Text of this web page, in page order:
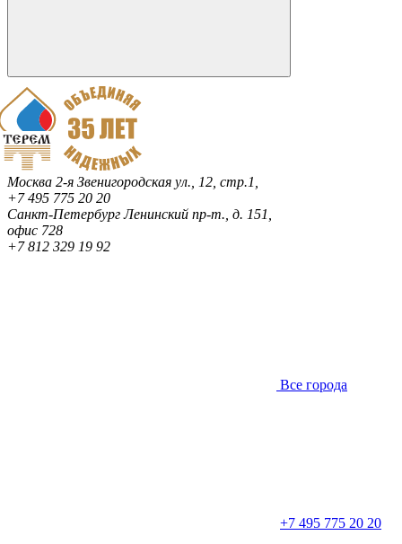
Москва 2-я Звенигородская ул., 12, стр.1,
+7 495 775 20 20
Санкт-ПетербургЛенинский пр-т., д. 151,
офис 728
+7 812 329 19 92
Все города
+7 495 775 20 20